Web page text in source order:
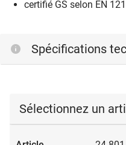
certifié GS selon EN
Spécifications
Sélectionnez un